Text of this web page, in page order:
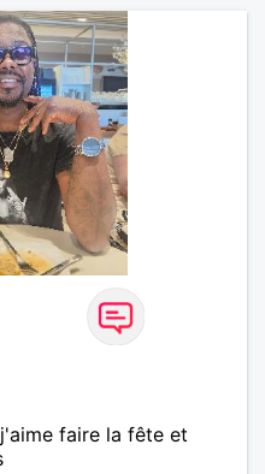
faire la fête et